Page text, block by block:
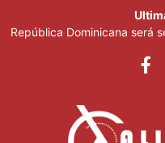
República Dominicana será
Imbornales tapados